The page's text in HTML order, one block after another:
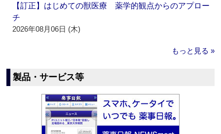
【訂正】はじめての獣医療 薬学的観点からのアプロー
チ
2026年08月06日 (木)
もっと見る »
製品・サービス等